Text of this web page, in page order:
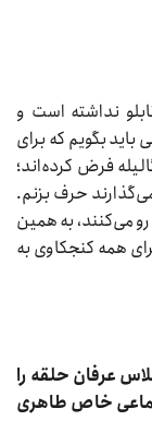
نداشته است و
بگویم که برای
فرض کرده‌اند؛
حرف بزنم.
می‌کنند، به همین
همه کنجکاوی به
عرفان حلقه را
خاص طاهری